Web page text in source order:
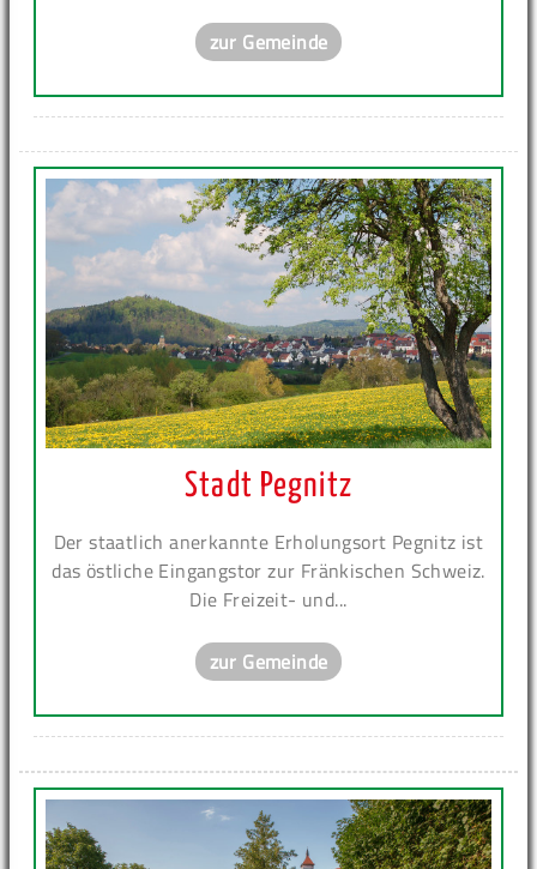
zur Gemeinde
Stadt Pegnitz
Der staatlich anerkannte Erholungsort Pegnitz ist
das östliche Eingangstor zur Fränkischen Schweiz.
Die Freizeit- und...
zur Gemeinde